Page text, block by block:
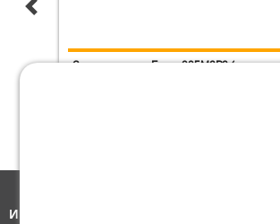
Съемник клипс Force 905M2P2
Интернет-магазин